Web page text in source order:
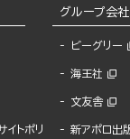
イトポリ
グループ会社
ビーグリー
海王社
文友舎
新アポロ出